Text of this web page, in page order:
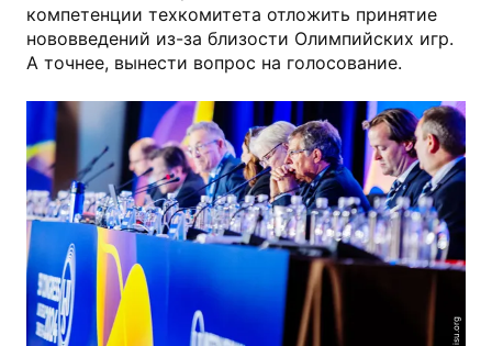
компетенции техкомитета отложить принятие
нововведений из-за близости Олимпийских игр.
А точнее, вынести вопрос на голосование.
isu.org